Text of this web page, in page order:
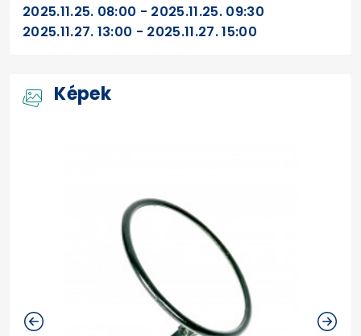
2025.11.25. 08:00 - 2025.11.25. 09:30
2025.11.27. 13:00 - 2025.11.27. 15:00
Képek